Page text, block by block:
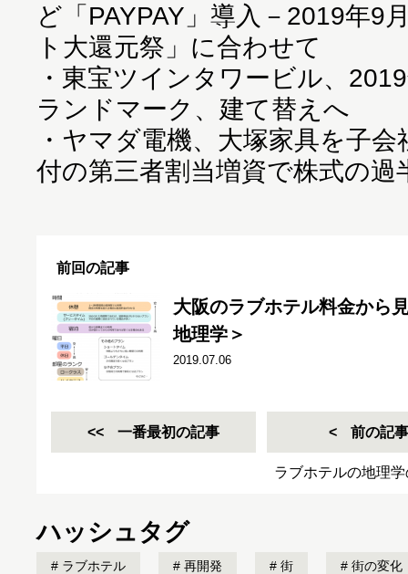
ど「PAYPAY」導入－2019年9
ト大還元祭」に合わせて
・ 東宝ツインタワービル、
ランドマーク、建て替えへ
・ ヤマダ電機、大塚家具を子
付の第三者割当増資で株式の過
前回の記事
大阪のラブホテル料金から
地理学＞
2019.07.06
一番最初の記事 前の記事
ラブホテルの地理
ハッシュタグ
ラブホテル 再開発 街 街の変化